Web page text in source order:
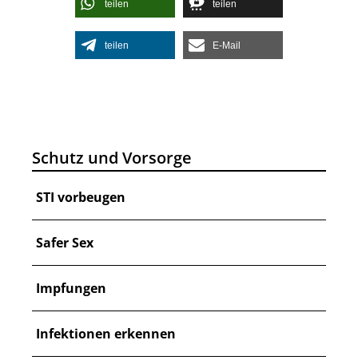
teilen teilen
teilen E-Mail
Schutz und Vorsorge
STI vorbeugen
Safer Sex
Impfungen
Infektionen erkennen